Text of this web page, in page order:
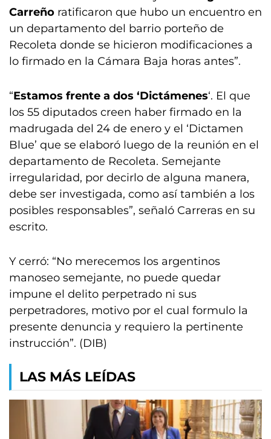
Carreño ratificaron que hubo un encuentro en
un departamento del barrio porteño de
Recoleta donde se hicieron modificaciones a
lo firmado en la Cámara Baja horas antes”.
“Estamos frente a dos ‘Dictámenes‘. El que
los 55 diputados creen haber firmado en la
madrugada del 24 de enero y el ‘Dictamen
Blue’ que se elaboró luego de la reunión en el
departamento de Recoleta. Semejante
irregularidad, por decirlo de alguna manera,
debe ser investigada, como así también a los
posibles responsables”, señaló Carreras en su
escrito.
Y cerró: “No merecemos los argentinos
manoseo semejante, no puede quedar
impune el delito perpetrado ni sus
perpetradores, motivo por el cual formulo la
presente denuncia y requiero la pertinente
instrucción”. (DIB)
LAS MÁS LEÍDAS